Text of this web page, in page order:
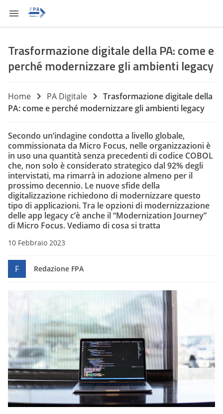
Trasformazione digitale della PA: come e
perché modernizzare gli ambienti legacy
Home PA Digitale
Trasformazione digitale della
PA: come e perché modernizzare gli ambienti legacy
Secondo un’indagine condotta a livello globale,
commissionata da Micro Focus, nelle organizzazioni è
in uso una quantità senza precedenti di codice COBOL
che, non solo è considerato strategico dal 92% degli
intervistati, ma rimarrà in adozione almeno per il
prossimo decennio. Le nuove sfide della
digitalizzazione richiedono di modernizzare questo
tipo di applicazioni. Tra le opzioni di modernizzazione
delle app legacy c’è anche il “Modernization Journey”
di Micro Focus. Vediamo di cosa si tratta
10 Febbraio 2023
F Redazione FPA